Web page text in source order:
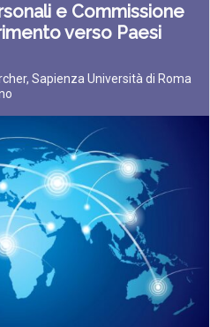
e Commissione
verso Paesi
Sapienza Università di Roma